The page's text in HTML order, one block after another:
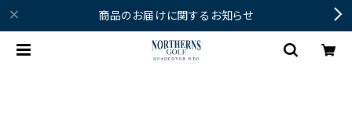
商品のお届けに関するお知らせ